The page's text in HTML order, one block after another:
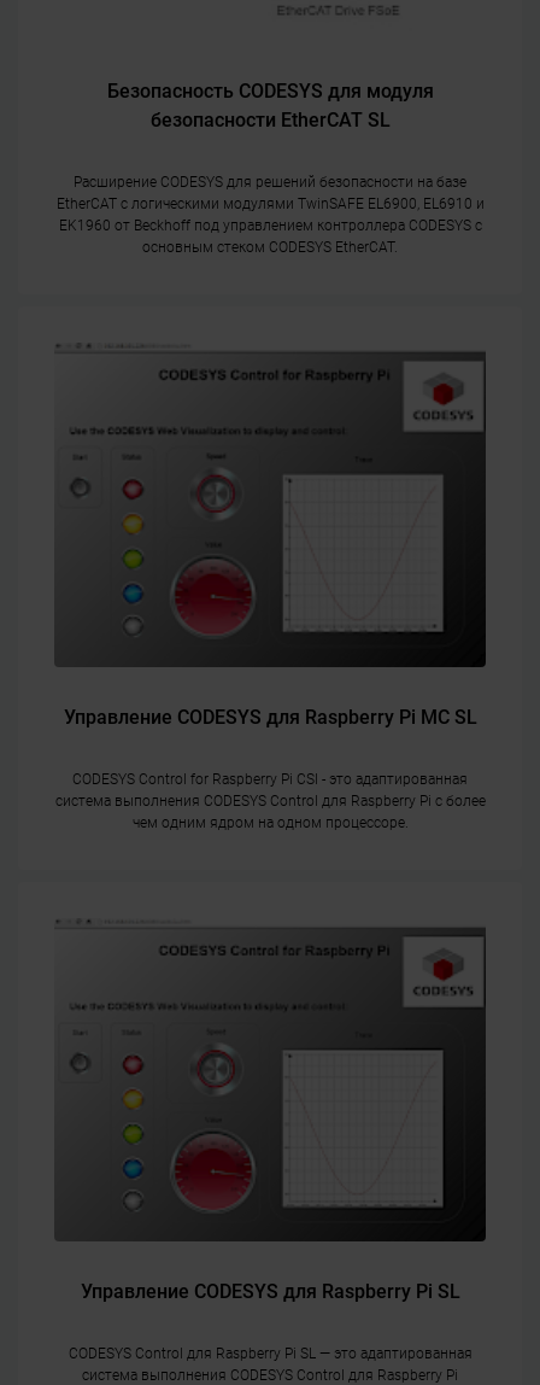
Безопасность CODESYS для модуля
безопасности EtherCAT SL
Расширение CODESYS для решений безопасности на базе
EtherCAT с логическими модулями TwinSAFE EL6900, EL6910 и
EK1960 от Beckhoff под управлением контроллера CODESYS с
основным стеком CODESYS EtherCAT.
Управление CODESYS для Raspberry Pi MC SL
CODESYS Control for Raspberry Pi CSI - это адаптированная
система выполнения CODESYS Control для Raspberry Pi с более
чем одним ядром на одном процессоре.
Управление CODESYS для Raspberry Pi SL
CODESYS Control для Raspberry Pi SL — это адаптированная
система выполнения CODESYS Control для Raspberry Pi